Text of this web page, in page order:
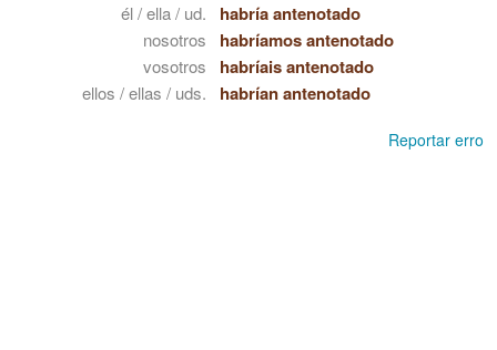
él / ella / ud. habría antenotado
nosotros habríamos antenotado
vosotros habríais antenotado
ellos / ellas / uds. habrían antenotado
Reportar erro